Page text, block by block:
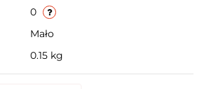
0
Mało
0.15 kg